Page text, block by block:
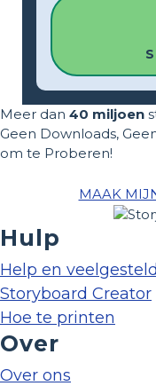
Meer dan 40 miljoen
Geen Downloads,
om te Proberen!
MAAK
Hulp
Help en
Storyboard Creator
Hoe te printen
Over
Over ons